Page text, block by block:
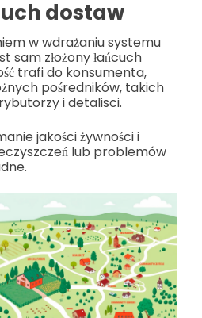
dostaw
w wdrażaniu systemu
sam złożony łańcuch
trafi do konsumenta,
pośredników, takich
i detalisci.
jakości żywności i
lub problemów